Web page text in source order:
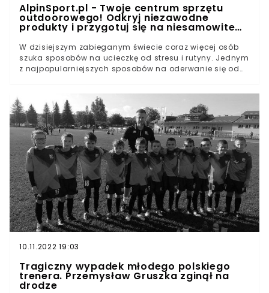
AlpinSport.pl - Twoje centrum sprzętu
outdoorowego! Odkryj niezawodne
produkty i przygotuj się na niesamowite
przygody na szlaku!
W dzisiejszym zabieganym świecie coraz więcej osób
szuka sposobów na ucieczkę od stresu i rutyny. Jednym
z najpopularniejszych sposobów na oderwanie się od
kajakarstwo, wspinaczka – to tylko niektóre z
aktywności, które przyciągają entuzjastów przygód na
szlaku. Aby móc cieszyć się tymi aktywnościami w pełni,
potrzebny jest odpowiedni sprzęt outdoorowy.
10.11.2022 19:03
Tragiczny wypadek młodego polskiego
trenera. Przemysław Gruszka zginął na
drodze